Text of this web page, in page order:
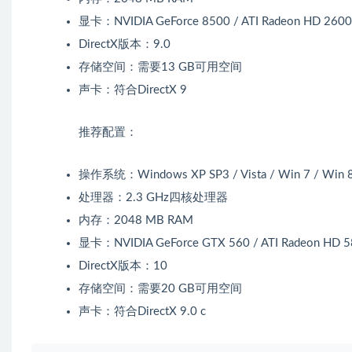
显卡：NVIDIA GeForce 8500 / ATI Radeon HD 2600
DirectX版本：9.0
存储空间：需要13 GB可用空间
声卡：符合DirectX 9
推荐配置：
操作系统：Windows XP SP3 / Vista / Win 7 / Win
处理器：2.3 GHz四核处理器
内存：2048 MB RAM
显卡：NVIDIA GeForce GTX 560 / ATI Radeon HD
DirectX版本：10
存储空间：需要20 GB可用空间
声卡：符合DirectX 9.0 c